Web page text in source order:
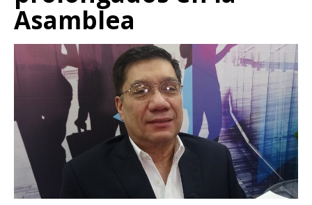
Asamblea